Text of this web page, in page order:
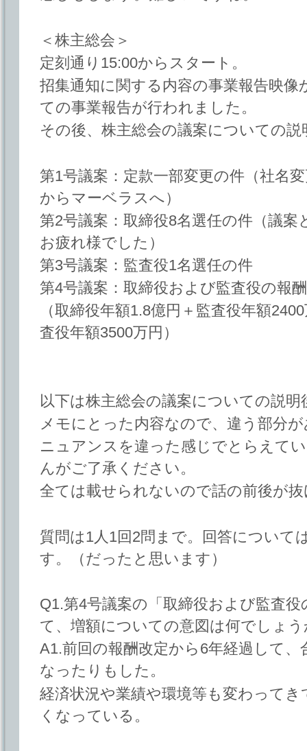
＜株主総会＞
定刻通り15:00からスタート。
招集通知に関する内容の事業報告映
ての事業報告が行われました。
その後、株主総会の議案についての
第1号議案：定款一部変更の件（社名
からマーベラスへ）
第2号議案：取締役8名選任の件（議
お疲れ様でした）
第3号議案：監査役1名選任の件
第4号議案：取締役および監査役の報
（取締役年額1.8億円＋監査役年額
査役年額3500万円）
以下は株主総会の議案についての説明
メモにとった内容なので、違う部分
ニュアンスを違った感じでとらえて
んがご了承ください。
全ては載せられないので話の前後が
質問は1人1回2問まで。回答について
す。（だったと思います）
Q1.第4号議案の「取締役および監査
て、増額についての意図は何でしょう
A1.前回の報酬改定から6年経過して
なったりもした。
経済状況や業績や環境等も変わって
くなっている。